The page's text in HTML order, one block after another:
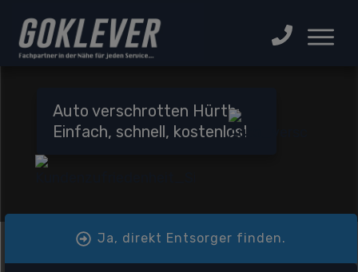
Auto verschrotten Hürth:
Einfach, schnell, kostenlos!
Ja, direkt Entsorger finden.